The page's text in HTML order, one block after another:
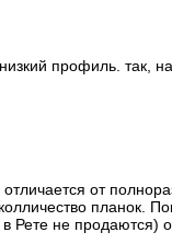
профиль. так,
от
планок.
Рете не